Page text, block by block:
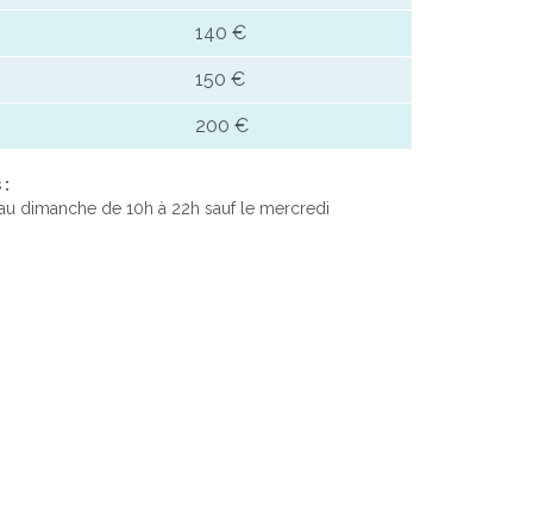
140 €
150 €
200 €
:
dimanche de 10h à 22h sauf le mercredi